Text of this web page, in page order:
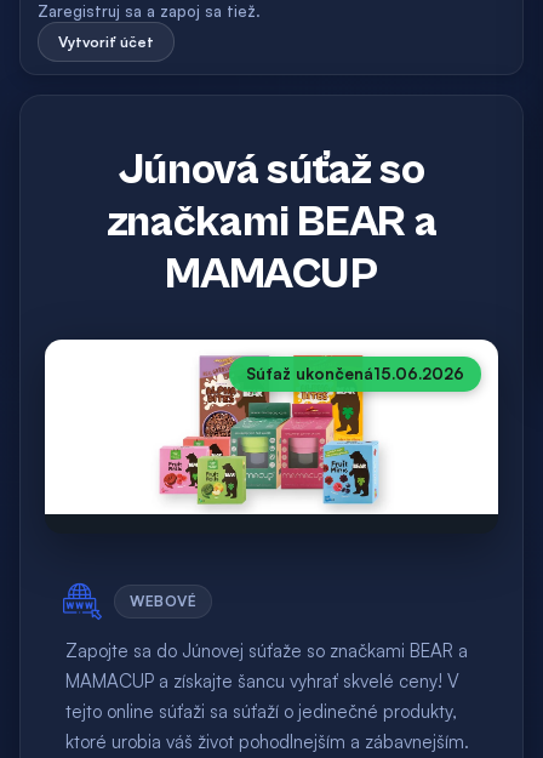
Zaregistruj sa a zapoj sa tiež.
Vytvoriť účet
Júnová súťaž so
značkami BEAR a
MAMACUP
Súťaž ukončená15.06.2026
WEBOVÉ
Zapojte sa do Júnovej súťaže so značkami BEAR a
MAMACUP a získajte šancu vyhrať skvelé ceny! V
tejto online súťaži sa súťaží o jedinečné produkty,
ktoré urobia váš život pohodlnejším a zábavnejším.